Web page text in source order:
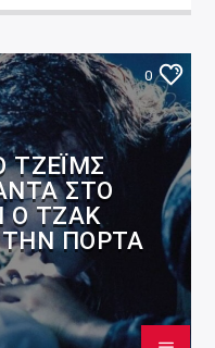
0
ΤΖΈΙΜΣ
ΣΤΟ
Ο ΤΖΑΚ
ΠΌΡΤΑ